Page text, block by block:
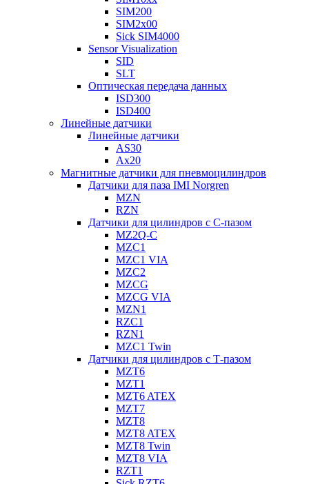
SIM200
SIM2x00
Sick SIM4000
Sensor Visualization
SID
SLT
Оптическая передача данных
ISD300
ISD400
Линейные датчики
Линейные датчики
AS30
Ax20
Магнитные датчики для пневмоцилиндров
Датчики для паза IMI Norgren
MZN
RZN
Датчики для цилиндров с С-пазом
MZ2Q-C
MZC1
MZC1 VIA
MZC2
MZCG
MZCG VIA
MZN1
RZC1
RZN1
MZC1 Twin
Датчики для цилиндров с Т-пазом
MZT6
MZT1
MZT6 ATEX
MZT7
MZT8
MZT8 ATEX
MZT8 Twin
MZT8 VIA
RZT1